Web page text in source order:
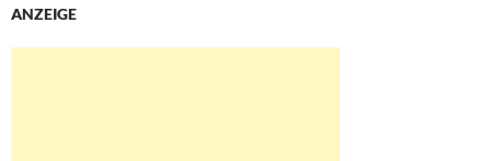
ANZEIGE